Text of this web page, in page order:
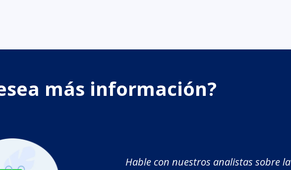
más información?
Hable con nuestros analistas sobre la